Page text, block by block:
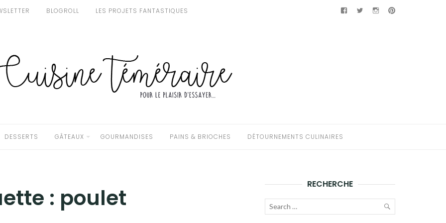
BLOGROLL LES PROJETS FANTASTIQUES Facebook
TwitterInstagramPinterest
DESSERTS GÂTEAUX GOURMANDISES PAINS & BRIOCHES DÉTOURNEMENTS CULINAIRES
: poulet RECHERCHE
Recherche